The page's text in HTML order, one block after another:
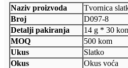
Naziv proizvoda
Tvornica
Broj
D097-8
Detalji pakiranja
14 g * 30
MOQ
500 kom
Ukus
Slatko
Okus
Okus voća